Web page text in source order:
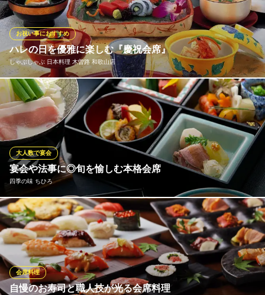
ハレの日を優雅に楽しむ『慶祝会席』
しゃぶしゃぶ 日本料理 木曽路 和歌山店
お祝い事におすすめ
大小さまざまな慶事・祝事の席を華やかに彩る会席料理をご用
意。長寿のお祝いやお子様の記念日など、折々の場面にぜひご利
用ください。ご予算・人数に応じて調整いたしますので、お気軽
に何でもご相談ください。オプションで鯛・伊勢海老といった縁
起物のご用意も可能です。心を込めた接客でおもてなしさせてい
ただきます。
しゃぶしゃぶ 日本料理 木曽路 和歌山店
しゃぶしゃぶ・日本料理
ＪＲ和歌山駅 徒歩15分
和歌山県和歌山市北出島1-4-63
宴会や法事に◎旬を愉しむ本格会席
四季の味 ちひろ
大人数で宴会
宴会用の鍋有り or 無し会席をそれぞれ3コースご用意しておりま
す。旬の逸品を詰め込んだ松花堂箱や旬魚のお造りなど、季節感
溢れるラインナップです。煮物・焼物・揚物・造りなど、多彩な
調理法で季節感を表現。素材の味を活かす日本料理の心髄をお愉
しみください。プラス料金で飲み放題をお付けできます。
自慢のお寿司と職人技が光る会席料理
会席料理